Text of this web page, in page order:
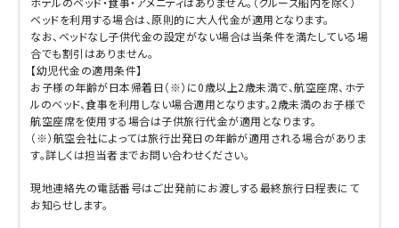
ベッドを利用する場合は、原則的に大人代金が適用となります。
なお、ベッドなし子供代金の設定がない場合は当条件を満たしている場
合でも割引はありません。
【幼児代金の適用条件】
お子様の年齢が日本帰着日（※）に0歳以上2歳未満で、航空座席、ホテ
ルのベッド、食事を利用しない場合適用となります。2歳未満のお子様で
航空座席を使用する場合は子供旅行代金が適用となります。
（※）航空会社によっては旅行出発日の年齢が適用される場合がありま
す。詳しくは担当者までお問い合わせください。
現地連絡先の電話番号はご出発前にお渡しする最終旅行日程表にて
お知らせします。